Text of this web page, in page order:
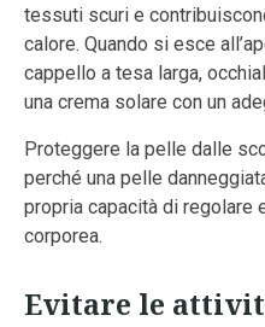
tessuti scuri e
calore. Quando si esce
cappello a tesa larga,
una crema solare con un
Proteggere la pelle dalle
perché una pelle
propria capacità di regolare
corporea.
Evitare le